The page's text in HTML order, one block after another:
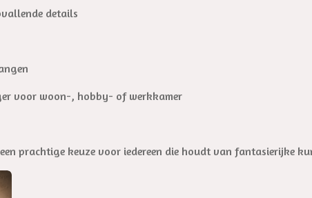
details
voor woon-, hobby- of werkkamer
prachtige keuze voor iedereen die houdt van fantasierijke